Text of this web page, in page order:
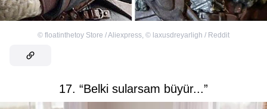
© floatinthetoy Store / Aliexpress, © laxusdreyarligh / Reddit
17. “Belki sularsam büyür...”